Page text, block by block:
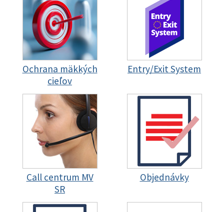
Ochrana mäkkých
cieľov
Entry/Exit System
Call centrum MV
SR
Objednávky